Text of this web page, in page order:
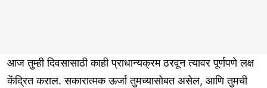
आज तुम्ही दिवसासाठी काही प्राधान्यक्रम ठरवून त्यावर पूर्णपणे लक्ष
केंद्रित कराल. सकारात्मक ऊर्जा तुमच्यासोबत असेल, आणि तुमची